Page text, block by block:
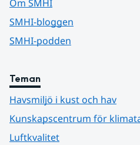
Om SMHI
SMHI-bloggen
SMHI-podden
Teman
Havsmiljö i kust och hav
Kunskapscentrum för
Luftkvalitet